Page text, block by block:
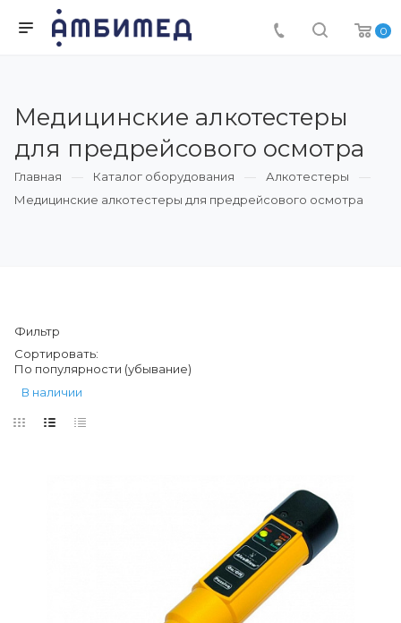
0
Медицинские алкотестеры
для предрейсового осмотра
Главная Каталог оборудования
Алкотестеры
Медицинские алкотестеры для предрейсового осмотра
Фильтр
Сортировать:
По популярности (убывание)
В наличии